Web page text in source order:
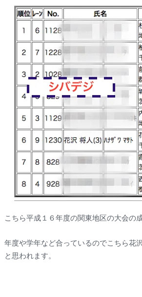
こちら平成１６年度の関東地区の大会の
年度や学年など合っているのでこちら花
と思われます。